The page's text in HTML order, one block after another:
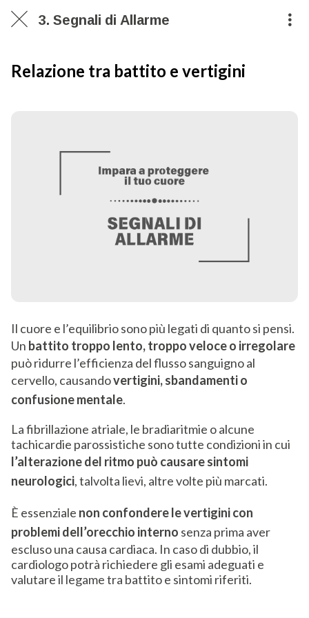
3. Segnali di Allarme
Relazione tra battito e vertigini
Il cuore e l’equilibrio sono più legati di quanto si pensi.
Un battito troppo lento, troppo veloce o irregolare
può ridurre l’efficienza del flusso sanguigno al
cervello, causandovertigini, sbandamenti o
confusione mentale.
La fibrillazione atriale, le bradiaritmie o alcune
tachicardie parossistiche sono tutte condizioni in cui
l’alterazione del ritmo può causare sintomi
neurologici, talvolta lievi, altre volte più marcati.
È essenziale non confondere le vertigini con
problemi dell’orecchio interno senza prima aver
escluso una causa cardiaca. In caso di dubbio, il
cardiologo potrà richiedere gli esami adeguati e
valutare il legame tra battito e sintomi riferiti.